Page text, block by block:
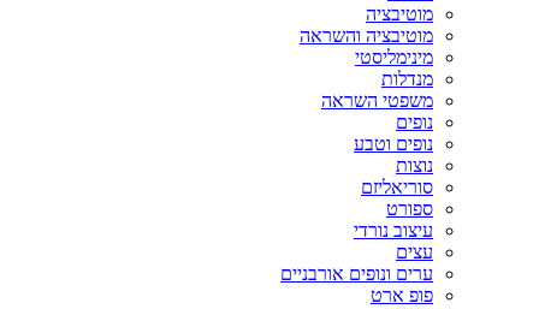
מוטיבציה
מוטיבציה והשראה
מינימליסטי
מנדלות
משפטי השראה
נופים
נופים וטבע
נוצות
סוריאליזם
ספורט
עיצוב נורדי
עצים
ערים ונופים אורבניים
פופ ארט